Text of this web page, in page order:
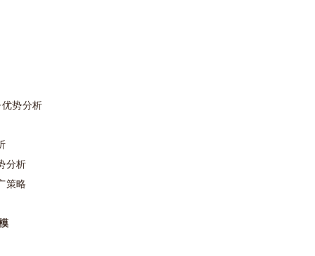
分析
析
略